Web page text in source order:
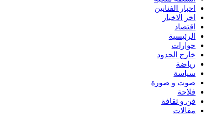
اخبار الفنانين
اخر الاخبار
اقتصاد
الرئيسية
حوارات
خارج الحدود
رياضة
سياسة
صوت و صورة
فلاحة
فن و ثقافة
مقالات